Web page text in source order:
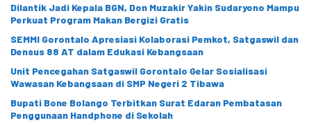
Dilantik Jadi Kepala BGN, Don Muzakir Yakin Sudaryono Mampu
Perkuat Program Makan Bergizi Gratis
SEMMI Gorontalo Apresiasi Kolaborasi Pemkot, Satgaswil dan
Densus 88 AT dalam Edukasi Kebangsaan
Unit Pencegahan Satgaswil Gorontalo Gelar Sosialisasi
Wawasan Kebangsaan di SMP Negeri 2 Tibawa
Bupati Bone Bolango Terbitkan Surat Edaran Pembatasan
Penggunaan Handphone di Sekolah